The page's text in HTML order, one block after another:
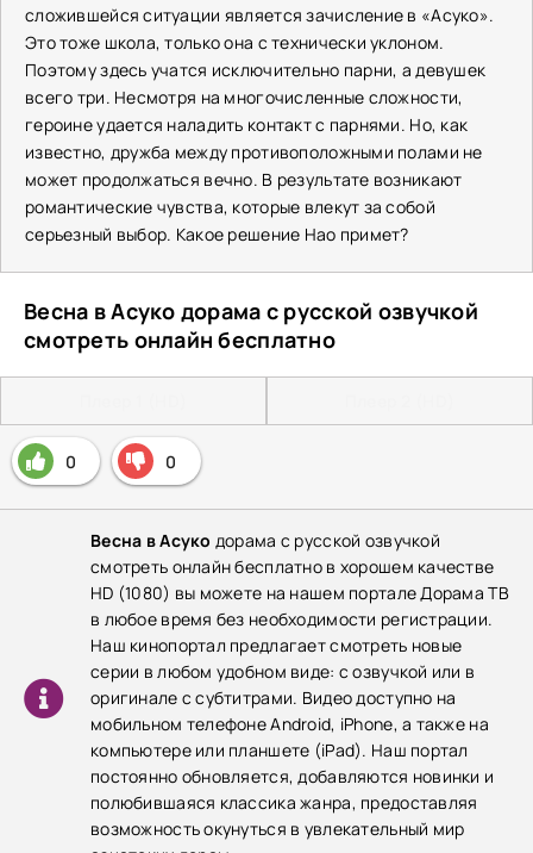
сложившейся ситуации является зачисление в «Асуко».
Это тоже школа, только она с технически уклоном.
Поэтому здесь учатся исключительно парни, а девушек
всего три. Несмотря на многочисленные сложности,
героине удается наладить контакт с парнями. Но, как
известно, дружба между противоположными полами не
может продолжаться вечно. В результате возникают
романтические чувства, которые влекут за собой
серьезный выбор. Какое решение Нао примет?
Весна в Асуко дорама с русской озвучкой
смотреть онлайн бесплатно
0 0
Весна в Асуко дорама с русской озвучкой
смотреть онлайн бесплатно в хорошем качестве
HD (1080) вы можете на нашем портале Дорама ТВ
в любое время без необходимости регистрации.
Наш кинопортал предлагает смотреть новые
серии в любом удобном виде: с озвучкой или в
оригинале с субтитрами. Видео доступно на
мобильном телефоне Android, iPhone, а также на
компьютере или планшете (iPad). Наш портал
постоянно обновляется, добавляются новинки и
полюбившаяся классика жанра, предоставляя
возможность окунуться в увлекательный мир